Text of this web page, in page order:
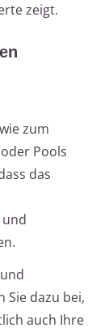
zeigt.
zum
Pools
das
Sie dazu bei,
auch Ihre